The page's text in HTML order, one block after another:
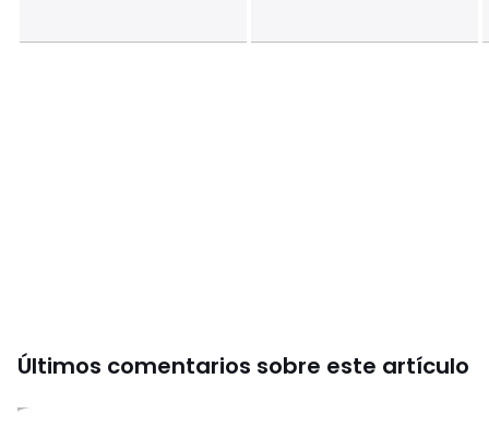
Últimos comentarios sobre este artículo